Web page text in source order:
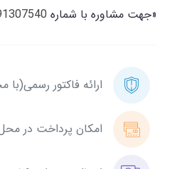
«جهت مشاوره با شماره
ارائه فاکتور رسمی(با
امکان پرداخت در